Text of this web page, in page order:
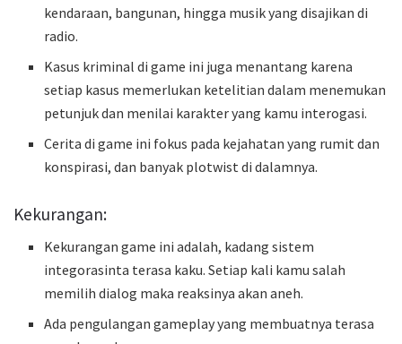
kendaraan, bangunan, hingga musik yang disajikan di
radio.
Kasus kriminal di game ini juga menantang karena
setiap kasus memerlukan ketelitian dalam menemukan
petunjuk dan menilai karakter yang kamu interogasi.
Cerita di game ini fokus pada kejahatan yang rumit dan
konspirasi, dan banyak plotwist di dalamnya.
Kekurangan:
Kekurangan game ini adalah, kadang sistem
integorasinta terasa kaku. Setiap kali kamu salah
memilih dialog maka reaksinya akan aneh.
Ada pengulangan gameplay yang membuatnya terasa